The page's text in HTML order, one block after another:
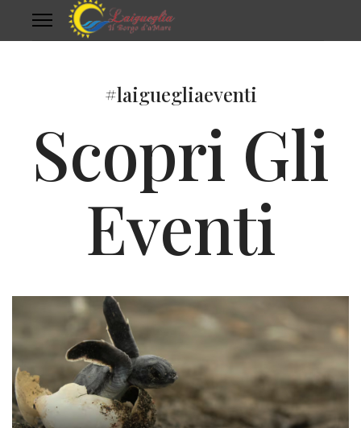
#laiguegliaeventi
Scopri Gli
Eventi